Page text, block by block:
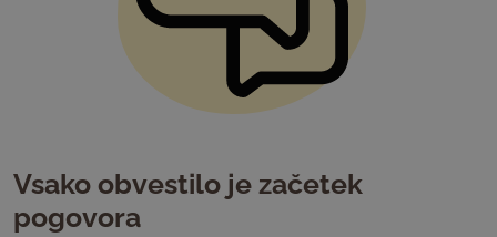
Vsako obvestilo je začetek
pogovora